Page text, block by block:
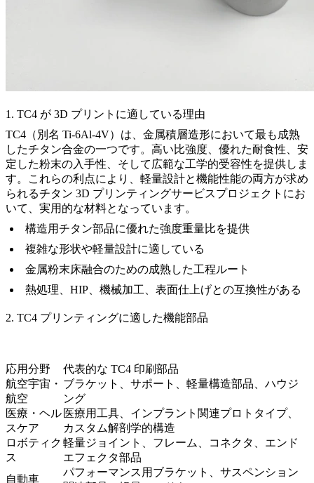
1. TC4 が 3D プリントに適している理由
TC4（別名 Ti-6Al-4V）は、金属積層造形において最も成熟
したチタン合金の一つです。高い比強度、優れた耐食性、安
定した粉末の入手性、そして広範な工学的受容性を提供しま
す。これらの利点により、軽量設計と機能性能の両方が求め
られるチタン 3D プリンティングサービスプロジェクトにお
いて、実用的な材料となっています。
構造用チタン部品に優れた強度重量比を提供
複雑な形状や軽量設計に適している
金属粉末床融合のための成熟した工程ルート
熱処理、HIP、機械加工、表面仕上げとの互換性がある
2. TC4 プリンティングに適した機能部品
応用分野
代表的な TC4 印刷部品
航空宇宙・
航空
ブラケット、サポート、軽量構造部品、ハウジ
ング
医療・ヘル
スケア
医療用工具、インプラント関連プロトタイプ、
カスタム解剖学的構造
ロボティク
ス
軽量ジョイント、フレーム、コネクタ、エンド
エフェクタ部品
自動車
パフォーマンス用ブラケット、サスペンション